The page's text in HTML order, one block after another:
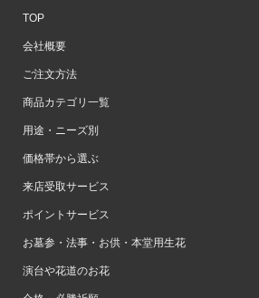
TOP
会社概要
ご注文方法
商品カテゴリ一覧
用途・ニーズ別
価格帯から選ぶ
来店受取サービス
ポイントサービス
お墓参・法事・お供・本堂用生花
演台や花道のお花